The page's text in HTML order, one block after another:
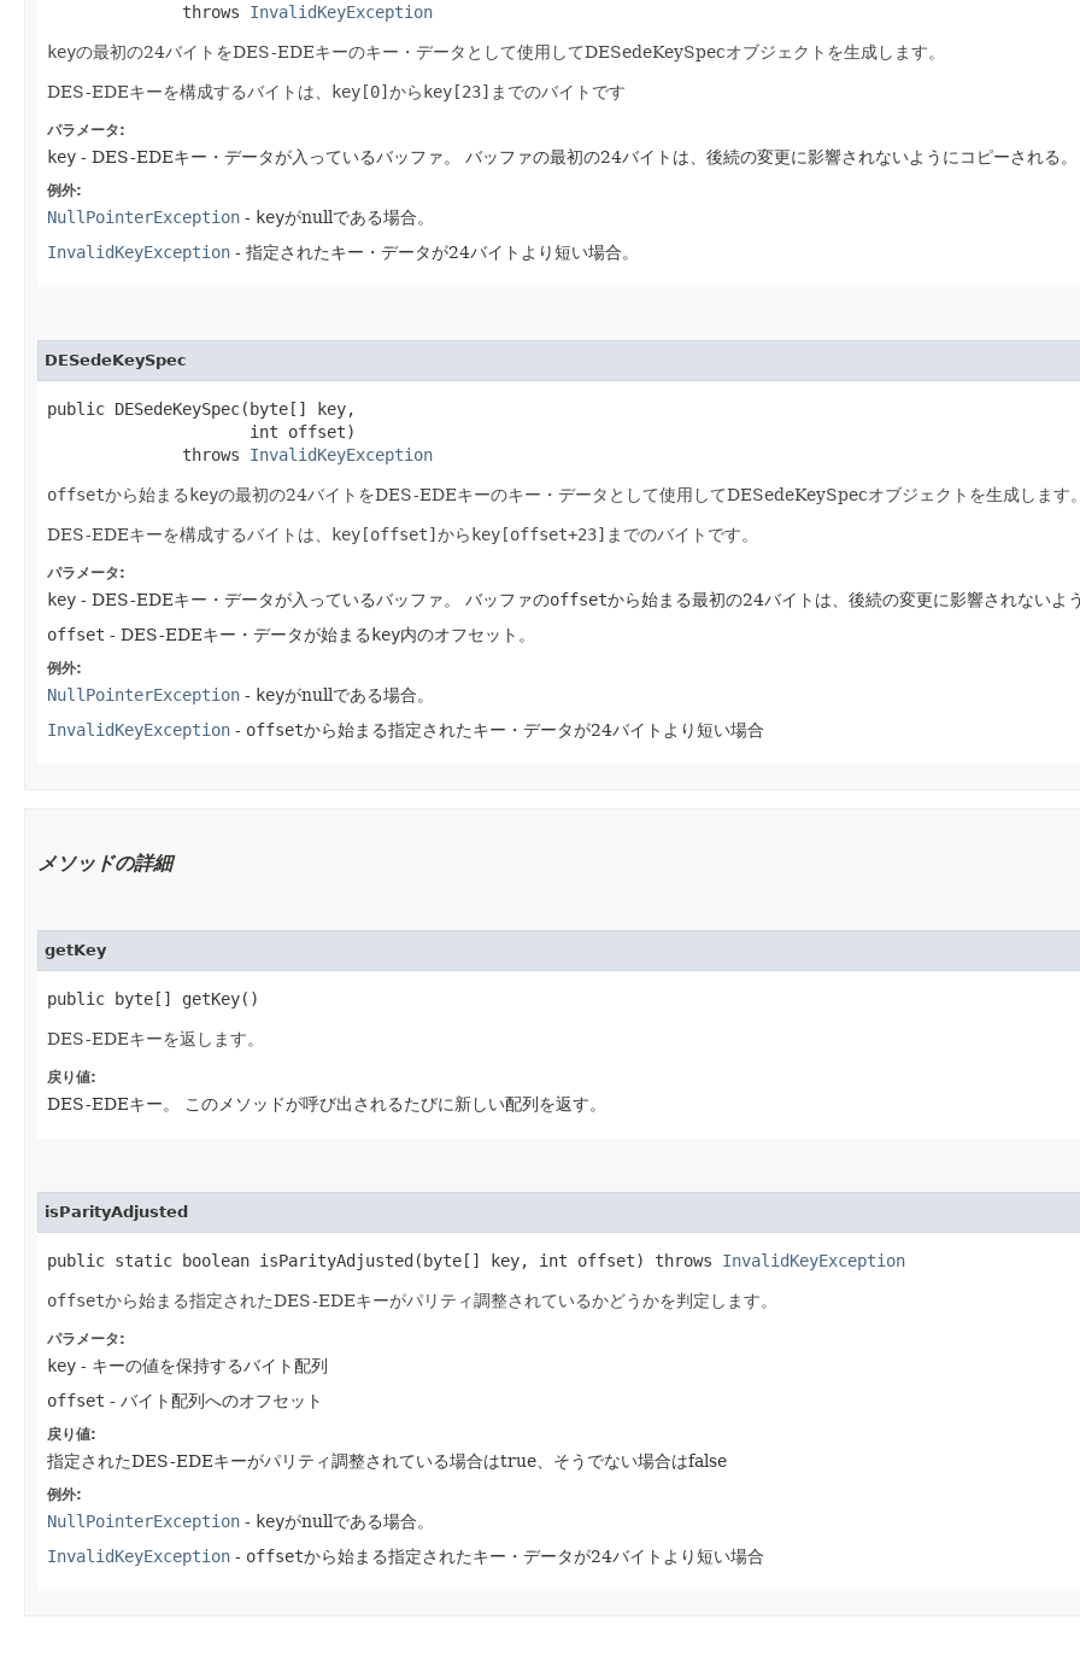
              throws
InvalidKeyException
keyの最初の24バイトをDES-EDEキーのキー・データとして使用してDESedeKeySpecオブジェクトを生成します。
DES-EDEキーを構成するバイトは、 key[0]からkey[23] までのバイトです
パラメータ:
key - DES-EDEキー・データが入っているバッファ。 バッファの最初の24バイトは、後続の変更に影響されないようにコピーされる。
例外:
NullPointerException - keyがnullである場合。
InvalidKeyException - 指定されたキー・データが24バイトより短い場合。
DESedeKeySpec
public DESedeKeySpec​(byte[] key,
                     int offset)
              throws
InvalidKeyException
offsetから始まるkeyの最初の24バイトをDES-EDEキーのキー・データとして使用してDESedeKeySpecオブジェクトを生成します
DES-EDEキーを構成するバイトは、 key[offset]からkey[offset+23] までのバイトです。
パラメータ:
key - DES-EDEキー・データが入っているバッファ。 バッファのoffsetから始まる最初の24バイトは、後続の変更に影響されないよ
offset - DES-EDEキー・データが始まるkey内のオフセット。
例外:
NullPointerException - keyがnullである場合。
InvalidKeyException - offsetから始まる指定されたキー・データが24バイトより短い場合
メソッドの詳細
getKey
public byte[] getKey()
DES-EDEキーを返します。
戻り値:
DES-EDEキー。 このメソッドが呼び出されるたびに新しい配列を返す。
isParityAdjusted
public static boolean isParityAdjusted​(byte[] key, int offset) throws InvalidKeyException
offsetから始まる指定されたDES-EDEキーがパリティ調整されているかどうかを判定します。
パラメータ:
key - キーの値を保持するバイト配列
offset - バイト配列へのオフセット
戻り値:
指定されたDES-EDEキーがパリティ調整されている場合はtrue、そうでない場合はfalse
例外:
NullPointerException - keyがnullである場合。
InvalidKeyException - offsetから始まる指定されたキー・データが24バイトより短い場合